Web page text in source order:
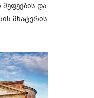
და
მხატვრის